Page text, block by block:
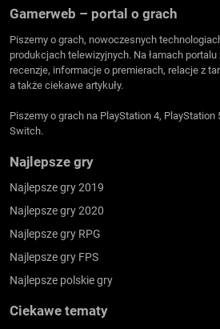
Gamerweb – portal o grach
Piszemy o grach, nowoczesnych
produkcjach telewizyjnych. Na łamach
recenzje, informacje o premierach, relacje z
a także ciekawe artykuły.
Piszemy o grach na PlayStation 4, PlayStation
Switch.
Najlepsze gry
Najlepsze gry 2019
Najlepsze gry 2020
Najlepsze gry RPG
Najlepsze gry FPS
Najlepsze polskie gry
Ciekawe tematy